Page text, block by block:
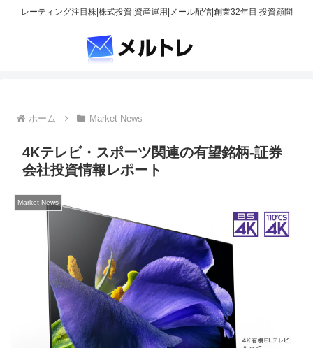
レーティング注目株|株式投資|資産運用|メール配信|創業32年目 投資顧問
ホーム Market News
4Kテレビ・スポーツ関連の有望銘柄-証券
会社投資情報レポート
Market News